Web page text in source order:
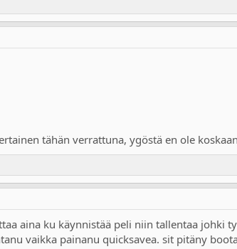
tähän verrattuna, ygöstä en ole
aina ku käynnistää peli niin tallentaa johki
vaikka painanu quicksavea. sit pitäny